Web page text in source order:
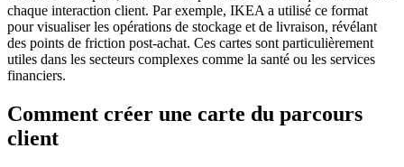
chaque interaction client. Par exemple, IKEA a utilisé ce format
pour visualiser les opérations de stockage et de livraison, révélant
des points de friction post-achat. Ces cartes sont particulièrement
utiles dans les secteurs complexes comme la santé ou les services
financiers.
Comment créer une carte du parcours
client